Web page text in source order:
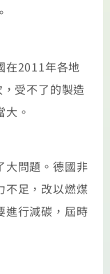
2011年各地
受不了的製造
。
問題。德國非
不足，改以燃煤
進行減碳，屆時